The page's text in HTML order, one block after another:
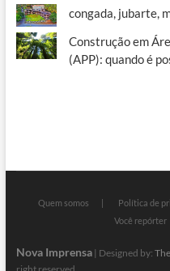
congada, jubarte,
Construção em
(APP): quando é
Quem somos Política de
Você repórter
Nova Imprensa| Designed by: